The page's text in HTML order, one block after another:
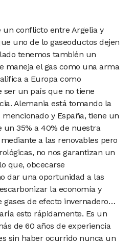
un conflicto entre Argelia y
uno de lo gaseoductos dejen
tenemos también un
maneja el gas como una arma
a Europa como
ser un país que no tiene
Alemania está tomando la
mencionado y España, tiene un
un 35% a 40% de nuestra
mediante a las renovables pero
no nos garantizan un
que, obcecarse
dar una oportunidad a las
la economía y
gases de efecto invernadero…
esto rápidamente. Es un
de 60 años de experiencia
sin haber ocurrido nunca un